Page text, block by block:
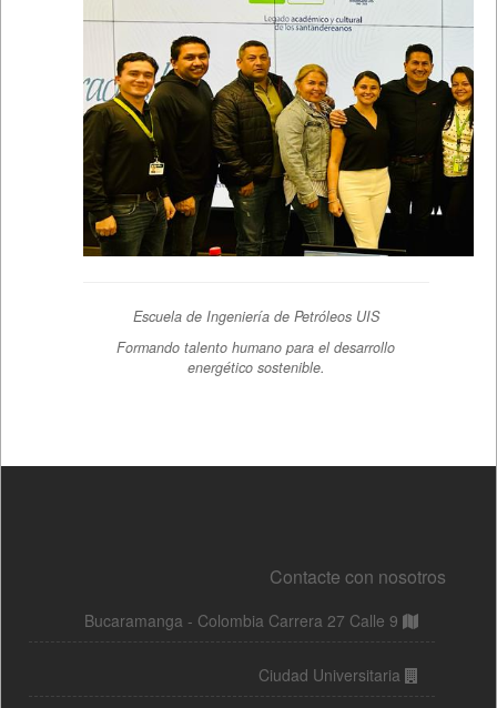
Contacte con nosotros
Bucaramanga - Colombia Carrera 27 Calle 9
Ciudad Universitaria